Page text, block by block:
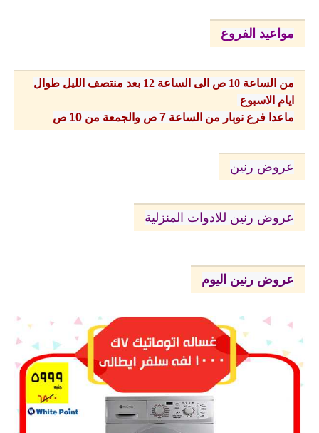
مواعيد الفروع
من الساعة 10 ص الى الساعة 12 بعد منتصف الليل طوال
ايام الاسبوع
ماعدا فرع نوبار من الساعة 7 ص والجمعة من 10 ص
عروض رنين
عروض رنين للادوات المنزلية
عروض رنين اليوم